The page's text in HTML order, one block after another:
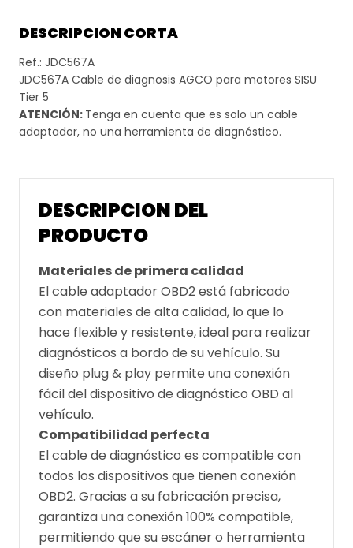
DESCRIPCION CORTA
Ref.: JDC567A
JDC567A Cable de diagnosis AGCO para motores SISU
Tier 5
ATENCIÓN: Tenga en cuenta que es solo un cable
adaptador, no una herramienta de diagnóstico.
DESCRIPCION DEL
PRODUCTO
Materiales de primera calidad
El cable adaptador OBD2 está fabricado
con materiales de alta calidad, lo que lo
hace flexible y resistente, ideal para realizar
diagnósticos a bordo de su vehículo. Su
diseño plug & play permite una conexión
fácil del dispositivo de diagnóstico OBD al
vehículo.
Compatibilidad perfecta
El cable de diagnóstico es compatible con
todos los dispositivos que tienen conexión
OBD2. Gracias a su fabricación precisa,
garantiza una conexión 100% compatible,
permitiendo que su escáner o herramienta